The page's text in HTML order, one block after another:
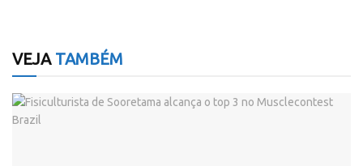
VEJATAMBÉM